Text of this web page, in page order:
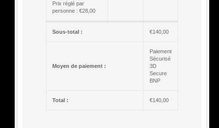
Prix réglé par
personne : €28,00
Sous-total : €140,00
Moyen de paiement :
Paiement
Sécurisé
3D
Secure
BNP
Total : €140,00